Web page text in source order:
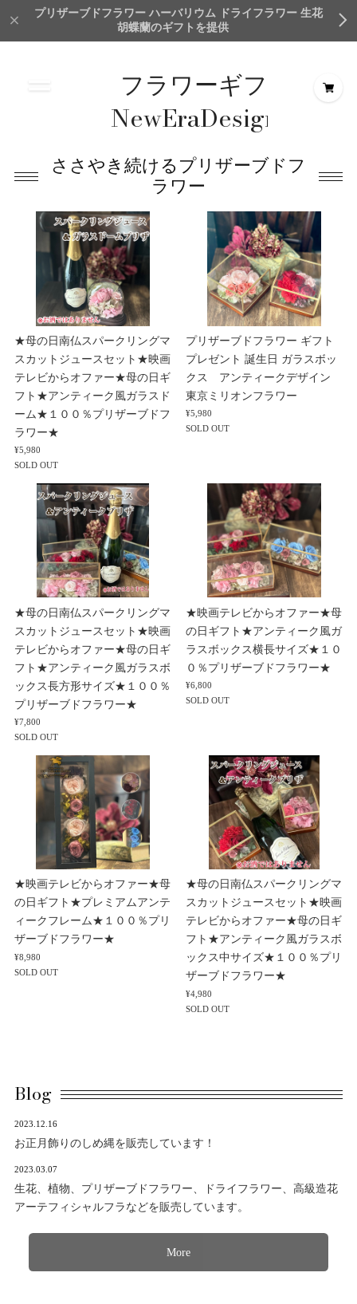
プリザーブドフラワー ハーバリウム ドライフラワー 生花
胡蝶蘭のギフトを提供
フラワーギフト
NewEraDesign＆
Creation
TokyoMillionFlower
ささやき続けるプリザーブドフ
ラワー
★母の日南仏スパークリングマ
スカットジュースセット★映画
テレビからオファー★母の日ギ
フト★アンティーク風ガラスド
ーム★１００％プリザーブドフ
ラワー★
¥5,980
SOLD OUT
プリザーブドフラワー ギフト
プレゼント 誕生日 ガラスボッ
クス アンティークデザイン
東京ミリオンフラワー
¥5,980
SOLD OUT
★母の日南仏スパークリングマ
スカットジュースセット★映画
テレビからオファー★母の日ギ
フト★アンティーク風ガラスボ
ックス長方形サイズ★１００％
プリザーブドフラワー★
¥7,800
SOLD OUT
★映画テレビからオファー★母
の日ギフト★アンティーク風ガ
ラスボックス横長サイズ★１０
０％プリザーブドフラワー★
¥6,800
SOLD OUT
★映画テレビからオファー★母
の日ギフト★プレミアムアンテ
ィークフレーム★１００％プリ
ザーブドフラワー★
¥8,980
SOLD OUT
★母の日南仏スパークリングマ
スカットジュースセット★映画
テレビからオファー★母の日ギ
フト★アンティーク風ガラスボ
ックス中サイズ★１００％プリ
ザーブドフラワー★
¥4,980
SOLD OUT
Blog
2023.12.16
お正月飾りのしめ縄を販売しています！
2023.03.07
生花、植物、プリザーブドフラワー、ドライフラワー、高級造花
アーテフィシャルフラなどを販売しています。
More